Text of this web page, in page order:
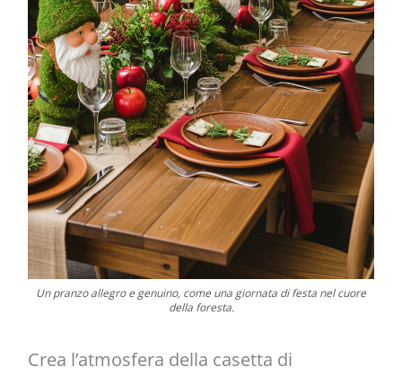
Un pranzo allegro e genuino, come una giornata di festa nel cuore
della foresta.
Crea l’atmosfera della casetta di